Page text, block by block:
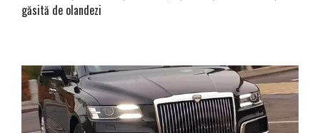
găsită de olandezi